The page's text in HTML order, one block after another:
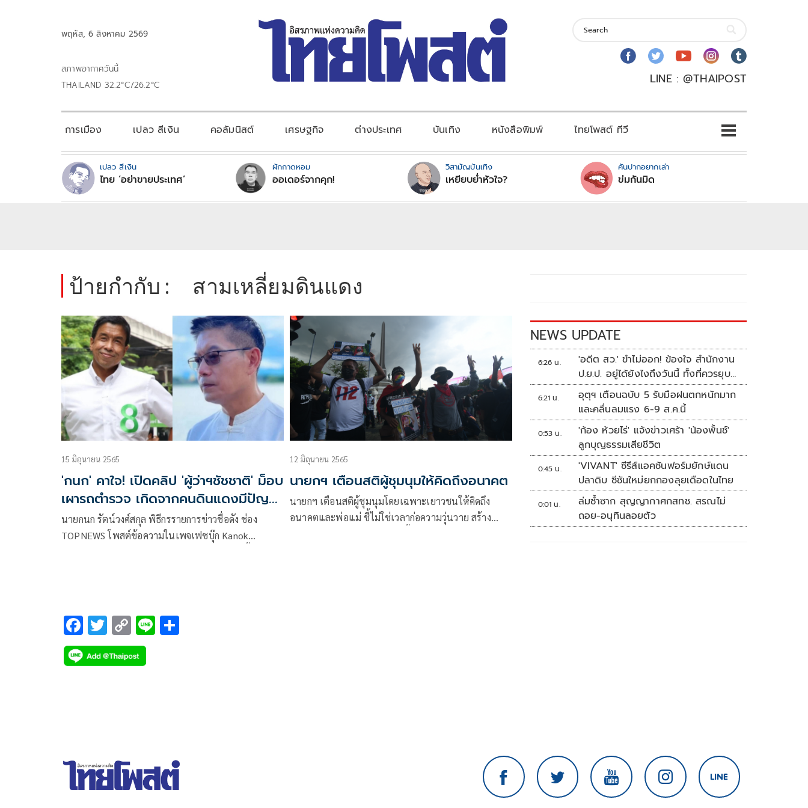
พฤหัส, 6 สิงหาคม 2569
สภาพอากาศวันนี้
THAILAND 32.2°C/26.2°C
LINE : @THAIPOST
การเมือง เปลว สีเงิน คอลัมนิสต์ เศรษฐกิจ ต่างประเทศ บันเทิง หนังสือพิมพ์ ไทยโพสต์ ทีวี
เปลว สีเงิน
ไทย ‘อย่าขายประเทศ’
ผักกาดหอม
ออเดอร์จากคุก!
วิสามัญบันเทิง
เหยียบย่ำหัวใจ?
คันปากอยากเล่า
ข่มกันมิด
ป้ายกำกับ : สามเหลี่ยมดินแดง
15 มิถุนายน 2565
'กนก' คาใจ! เปิดคลิป 'ผู้ว่าฯชัชชาติ' ม็อบ
เผารถตำรวจ เกิดจากคนดินแดงมีปัญหา
เศรษฐกิจ
นายกนก รัตน์วงศ์สกุล พิธีกรรายการข่าวชื่อดัง ช่อง
TOPNEWS โพสต์ข้อความในเพจเฟซบุ๊ก Kanok
12 มิถุนายน 2565
นายกฯ เตือนสติผู้ชุมนุมให้คิดถึงอนาคต
นายกฯ เตือนสติผู้ชุมนุมโดยเฉพาะเยาวชนให้คิดถึง
อนาคตและพ่อแม่ ชี้ไม่ใช่เวลาก่อความวุ่นวาย สร้าง
F
ac
e
T
wi
tt
C
o
p
Li
NEWS UPDATE
6:26 น.
'อดีต สว.' ขำไม่ออก! ข้องใจ สำนักงาน
ป.ย.ป. อยู่ได้ยังไงถึงวันนี้ ทั้งที่ควรยุบ
ตั้งแต่ปี 66
6:21 น.
อุตุฯ เตือนฉบับ 5 รับมือฝนตกหนักมาก
และคลื่นลมแรง 6-9 ส.ค.นี้
0:53 น.
'ก้อง ห้วยไร่' แจ้งข่าวเศร้า 'น้องพั้นช์'
ลูกบุญธรรมเสียชีวิต
0:45 น.
'VIVANT' ซีรีส์แอคชันฟอร์มยักษ์แดน
ปลาดิบ ซีซันใหม่ยกกองลุยเดือดในไทย
0:01 น.
ล่มซ้ำซาก สุญญากาศกสทช. สรณไม่
ถอย-อนุทินลอยตัว